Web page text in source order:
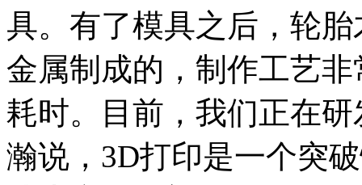
具。有了模具之后，轮
金属制成的，制作工艺
耗时。目前，我们正在
瀚说，3D打印是一个突